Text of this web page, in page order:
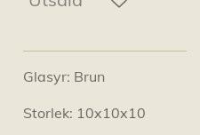
Glasyr: Brun
Storlek: 10x10x10